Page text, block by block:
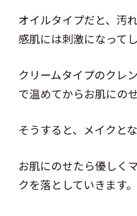
オイルタイプだと、汚
感肌には刺激になってし
クリームタイプのクレ
で温めてからお肌にのせ
そうすると、メイクと
お肌にのせたら優しく
クを落としていきます